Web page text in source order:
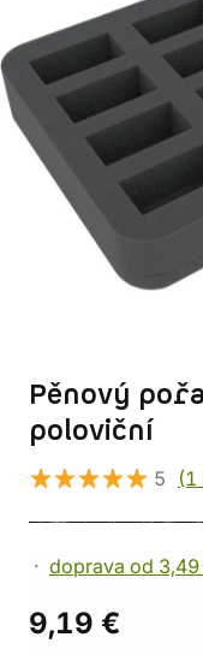
Pěnový
poloviční
5 (1
doprava od 3,49
9,19 €